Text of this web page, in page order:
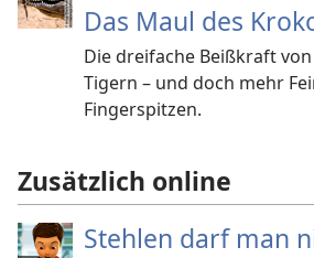
Das Maul des
Die dreifache Beißkraft
Tigern – und doch mehr
Fingerspitzen.
Zusätzlich online
Stehlen darf man